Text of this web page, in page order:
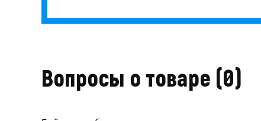
Вопросы о товаре (0)